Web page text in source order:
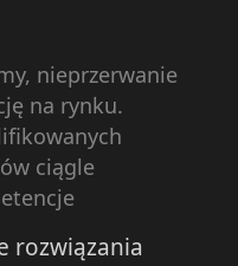
nieprzerwanie
na rynku.
ciągle
rozwiązania